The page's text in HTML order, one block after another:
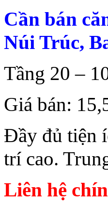
Cần bán
Núi Trúc,
Tầng 20 –
Giá bán:
Đầy đủ tiện
trí cao.
Liên hệ